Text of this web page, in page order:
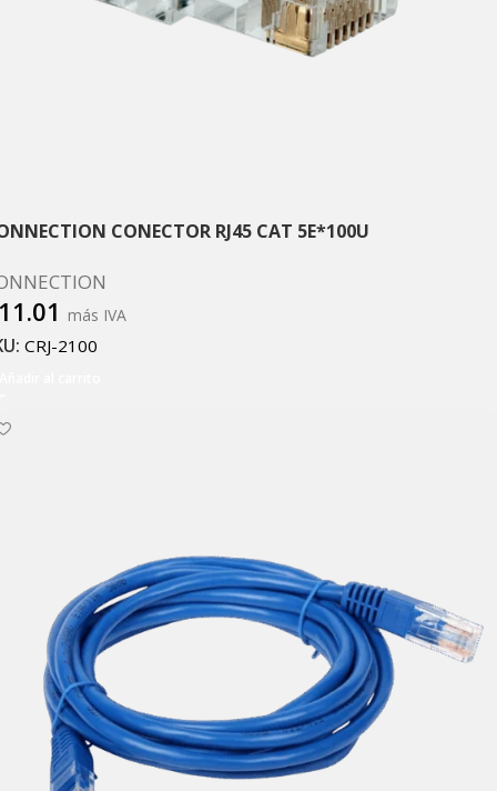
CONECTOR RJ45 CAT 5E*100U
más IVA
CRJ-2100